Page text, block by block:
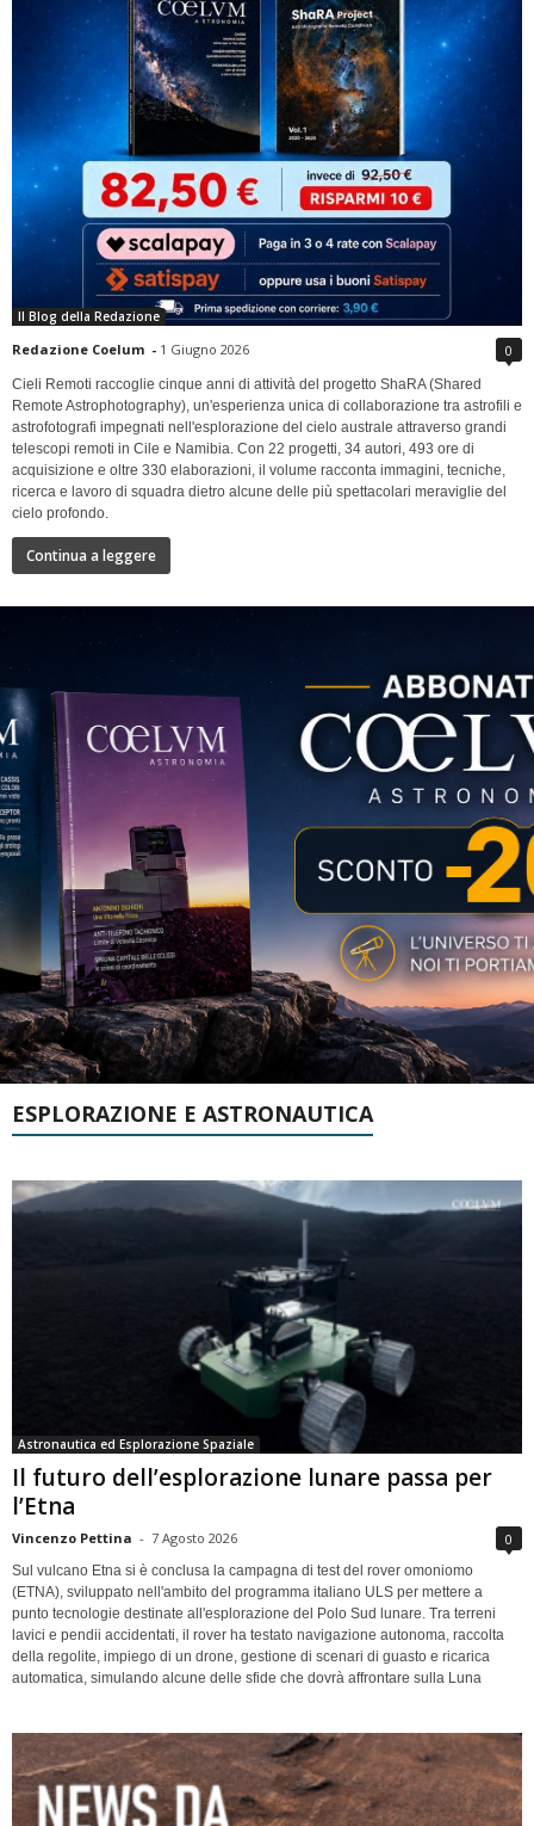
Il Blog della Redazione
Redazione Coelum - 1 Giugno 2026 0
Cieli Remoti raccoglie cinque anni di attività del progetto ShaRA (Shared
Remote Astrophotography), un'esperienza unica di collaborazione tra astrofili e
astrofotografi impegnati nell'esplorazione del cielo australe attraverso grandi
telescopi remoti in Cile e Namibia. Con 22 progetti, 34 autori, 493 ore di
acquisizione e oltre 330 elaborazioni, il volume racconta immagini, tecniche,
ricerca e lavoro di squadra dietro alcune delle più spettacolari meraviglie del
cielo profondo.
Continua a leggere
ESPLORAZIONE E ASTRONAUTICA
Astronautica ed Esplorazione Spaziale
Il futuro dell’esplorazione lunare passa per
l’Etna
Vincenzo Pettina - 7 Agosto 2026 0
Sul vulcano Etna si è conclusa la campagna di test del rover omoniomo
(ETNA), sviluppato nell'ambito del programma italiano ULS per mettere a
punto tecnologie destinate all'esplorazione del Polo Sud lunare. Tra terreni
lavici e pendii accidentati, il rover ha testato navigazione autonoma, raccolta
della regolite, impiego di un drone, gestione di scenari di guasto e ricarica
automatica, simulando alcune delle sfide che dovrà affrontare sulla Luna